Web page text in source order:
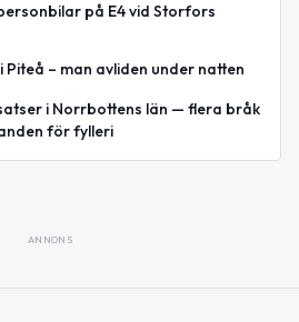
på E4 vid Storfors
– man avliden under natten
i Norrbottens län — flera bråk
för fylleri
ANNONS